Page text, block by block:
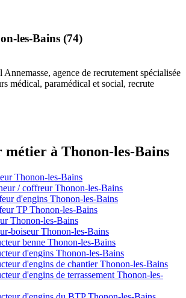
les-Bains (74)
agence de recrutement spécialisée
médical, paramédical et social, recrute
à Thonon-les-Bains
Thonon-les-Bains
/ coffreur Thonon-les-Bains
d'engins Thonon-les-Bains
TP Thonon-les-Bains
Thonon-les-Bains
boiseur Thonon-les-Bains
benne Thonon-les-Bains
d'engins Thonon-les-Bains
d'engins de chantier Thonon-les-Bains
d'engins de terrassement Thonon-les-